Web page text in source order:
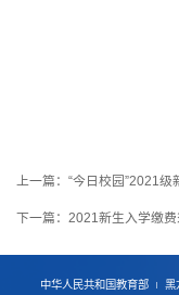
上一篇： “今日校园”2021级
下一篇： 2021新生入学缴费
中华人民共和国教育部 黑